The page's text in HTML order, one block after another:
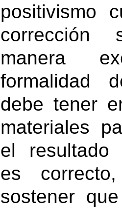
positivismo
corrección
manera
formalidad
debe tener
materiales
el resultado
es
sostener